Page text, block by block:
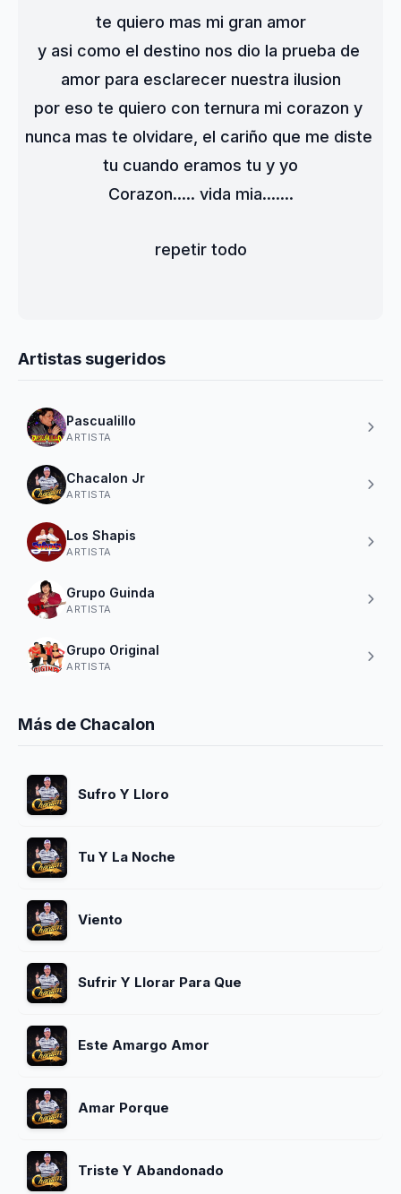
te quiero mas mi gran amor
y asi como el destino nos dio la prueba de
amor para esclarecer nuestra ilusion
por eso te quiero con ternura mi corazon y
nunca mas te olvidare, el cariño que me diste
tu cuando eramos tu y yo
Corazon..... vida mia.......
repetir todo
Artistas sugeridos
Pascualillo
ARTISTA
Chacalon Jr
ARTISTA
Los Shapis
ARTISTA
Grupo Guinda
ARTISTA
Grupo Original
ARTISTA
Más de Chacalon
Sufro Y Lloro
Tu Y La Noche
Viento
Sufrir Y Llorar Para Que
Este Amargo Amor
Amar Porque
Triste Y Abandonado